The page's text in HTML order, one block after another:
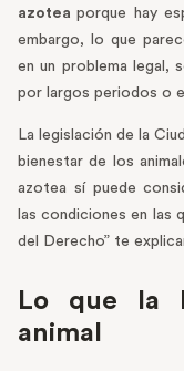
azoteaporque hay
embargo, lo que
en un problema legal,
por largos periodos o
La legislación de la
bienestar de los
azotea sí puede
las condiciones en las
del Derecho” te
Lo que la
animal